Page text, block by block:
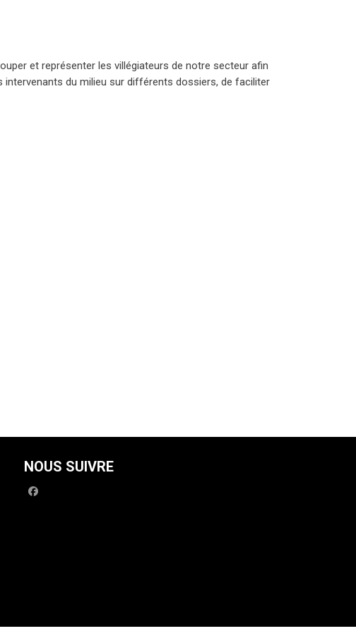
et représenter les villégiateurs de notre secteur afin
intervenants du milieu sur différents dossiers, de faciliter
NOUS SUIVRE
facebook